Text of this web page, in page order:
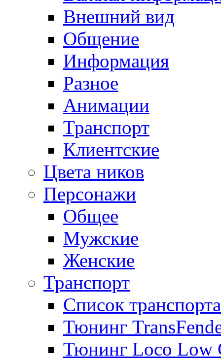
Внешний вид
Общение
Информация
Разное
Анимации
Транспорт
Клиентские
Цвета ников
Персонажи
Общее
Мужские
Женские
Транспорт
Список транспорта
Тюнинг
Тюнинг Loco Low